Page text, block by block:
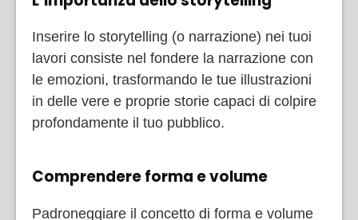
Inserire lo storytelling (o narrazione) nei tuoi
lavori consiste nel fondere la narrazione con
le emozioni, trasformando le tue illustrazioni
in delle vere e proprie storie capaci di colpire
profondamente il tuo pubblico.
Comprendere forma e volume
Padroneggiare il concetto di forma e volume